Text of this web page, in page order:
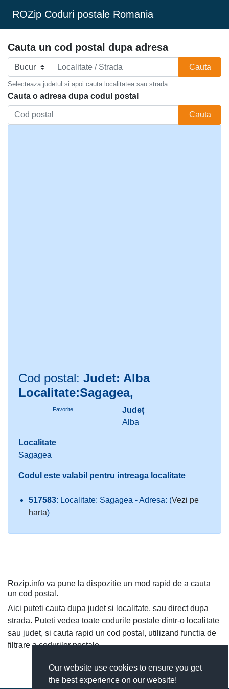
Our website use cookies to ensure you get
the best experience on our website!
ROZip Coduri postale Romania
Cauta un cod postal dupa adresa
Cauta
Selecteaza judetul si apoi cauta localitatea sau strada.
Cauta o adresa dupa codul postal
Cauta
Cod postal: Judet: Alba
Localitate:Sagagea,
Favorite
Județ
Alba
Localitate
Sagagea
Codul este valabil pentru intreaga localitate
517583: Localitate: Sagagea - Adresa: (Vezi pe
harta)
Rozip.info va pune la dispozitie un mod rapid de a cauta
un cod postal.
Aici puteti cauta dupa judet si localitate, sau direct dupa
strada. Puteti vedea toate codurile postale dintr-o localitate
sau judet, si cauta rapid un cod postal, utilizand functia de
filtrare a codurilor postale.